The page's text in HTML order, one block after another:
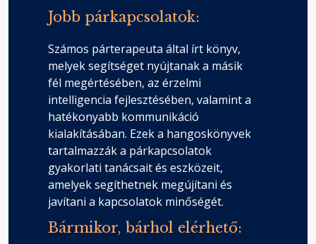
Jobb párkapcsolatok:
Számos párterapeuta által írt könyv,
melyek segítséget nyújtanak a másik
fél megértésében, az érzelmi
intelligencia fejlesztésében, valamint a
hatékonyabb kommunikáció
kialakításában. Ezek a hangoskönyvek
tartalmazzák a párkapcsolatok
gyakorlati tanácsait és eszközeit,
amelyek segíthetnek megújítani és
javítani a kapcsolatok minőségét.
Bármikor, bárhol elérhető: